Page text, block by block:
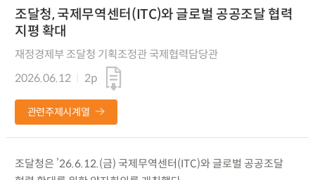
조달청, 국제무역센터(ITC)와 글로벌 공공조달 협력
지평 확대
재정경제부 조달청 기획조정관 국제협력담당관
2026.06.12
2p
관련주제시계열
조달청은 ’26.6.12.(금) 국제무역센터(ITC)와 글로벌 공공조달